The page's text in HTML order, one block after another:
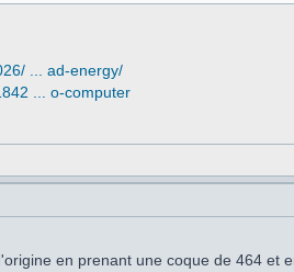
... ad-energy/
... o-computer
en prenant une coque de 464 et